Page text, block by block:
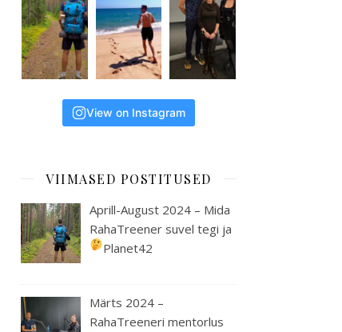
View on Instagram
VIIMASED POSTITUSED
Aprill-August 2024 – Mida
RahaTreener suvel tegi ja
Planet42
Märts 2024 –
RahaTreeneri mentorlus